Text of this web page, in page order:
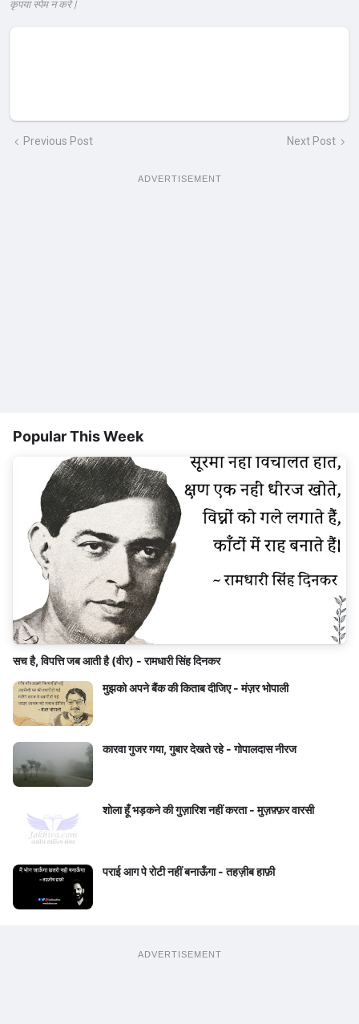
कृपया स्पेम न करे |
Previous Post Next Post
ADVERTISEMENT
Popular This Week
सच है, विपत्ति जब आती है (वीर) - रामधारी सिंह दिनकर
मुझको अपने बैंक की किताब दीजिए - मंज़र भोपाली
कारवा गुजर गया, गुबार देखते रहे - गोपालदास नीरज
शोला हूँ भड़कने की गुज़ारिश नहीं करता - मुज़फ़्फ़र वारसी
पराई आग पे रोटी नहीं बनाऊँगा - तहज़ीब हाफ़ी
ADVERTISEMENT